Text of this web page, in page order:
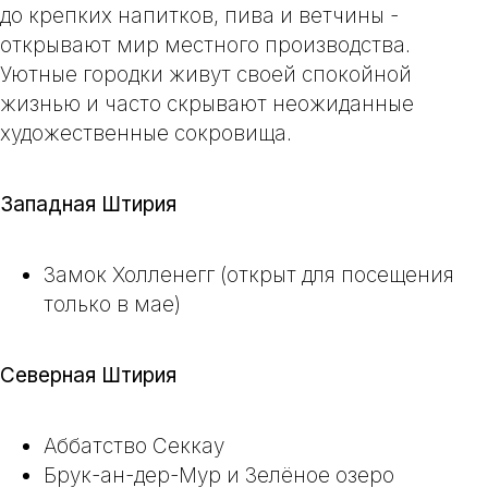
до крепких напитков, пива и ветчины -
открывают мир местного производства.
Уютные городки живут своей спокойной
жизнью и часто скрывают неожиданные
художественные сокровища.
Западная Штирия
Замок Холленегг (открыт для посещения
только в мае)
Северная Штирия
Аббатство Секкау
Брук-ан-дер-Мур и Зелёное озеро